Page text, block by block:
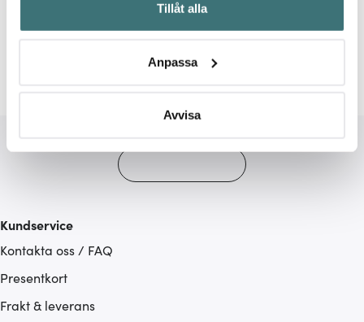
kan ha en noggrannhet på upp till flera meter
Identifiera din enhet genom att aktivt skanna den för
Ta reda på mer om hur dina personliga uppgifter
Du kan ändra eller dra tillbaka ditt samtycke när som
Vi använder cookies för att innehållet och annonserna
hemsidan ännu bättre. Du bestämmer själv vilka cookies
som du vill dela med dig av.
Tillåt alla
Anpassa
Avvisa
Kundservice
Kontakta oss / FAQ
Presentkort
Frakt & leverans